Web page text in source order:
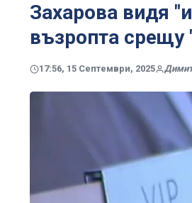
Захарова видя
възропта срещу
17:56, 15 Септември, 2025